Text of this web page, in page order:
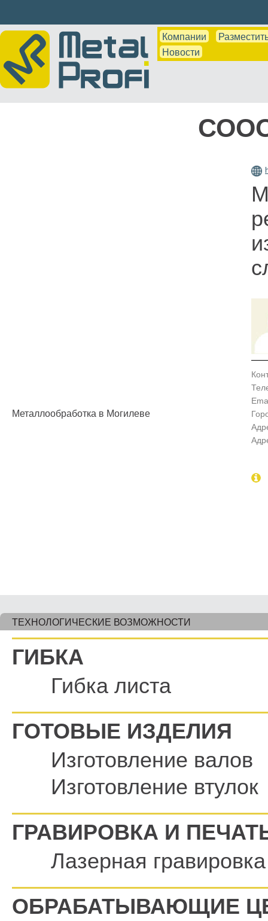
Компании
Новости
Металлообработка в Могилеве
ТЕХНОЛОГИЧЕСКИЕ ВОЗМОЖНОСТИ
ГИБКА
Гибка листа
ГОТОВЫЕ ИЗДЕЛИЯ
Изготовление валов
Изготовление втулок
ГРАВИРОВКА И
Лазерная гравировка
ОБРАБАТЫВАЮЩИЕ